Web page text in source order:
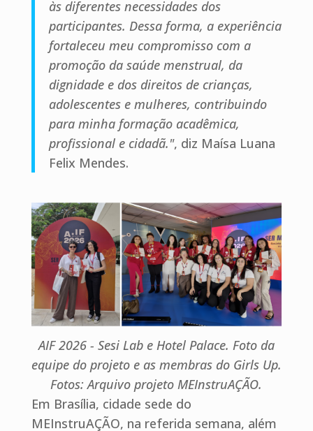
às diferentes necessidades dos
participantes. Dessa forma, a experiência
fortaleceu meu compromisso com a
promoção da saúde menstrual, da
dignidade e dos direitos de crianças,
adolescentes e mulheres, contribuindo
para minha formação acadêmica,
profissional e cidadã.", diz Maísa Luana
Felix Mendes.
AIF 2026 - Sesi Lab e Hotel Palace. Foto da
equipe do projeto e as membras do Girls Up.
Fotos: Arquivo projeto MEInstruAÇÃO.
Em Brasília, cidade sede do
MEInstruAÇÃO, na referida semana, além